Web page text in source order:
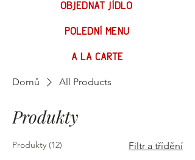
POLEDNÍ MENU
A LA CARTE
OBJEDNAT JÍDLO
Domů All Products
Produkty
Produkty (12) Filtr a třídění